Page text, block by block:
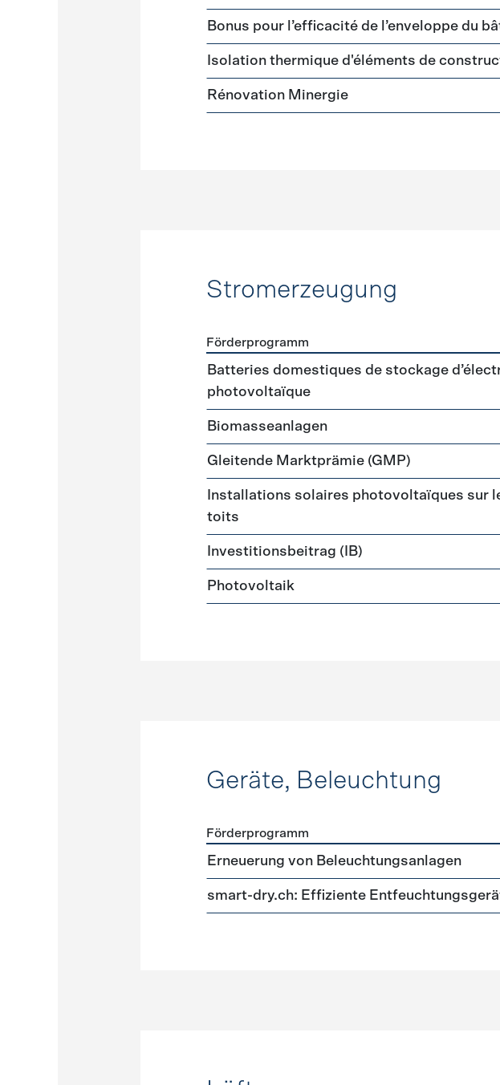
Bonus pour l’efficacité de l’enveloppe du
Isolation thermique d'éléments de
Rénovation Minergie
Stromerzeugung
Förderprogramme Stromerzeugung
Förderprogramm
Batteries domestiques de stockage
photovoltaïque
Biomasseanlagen
Gleitende Marktprämie (GMP)
Installations solaires photovoltaïques sur
toits
Investitionsbeitrag (IB)
Photovoltaik
Geräte, Beleuchtung
Förderprogramme Geräte, Beleuchtung
Förderprogramm
Erneuerung von Beleuchtungsanlagen
smart-dry.ch: Effiziente